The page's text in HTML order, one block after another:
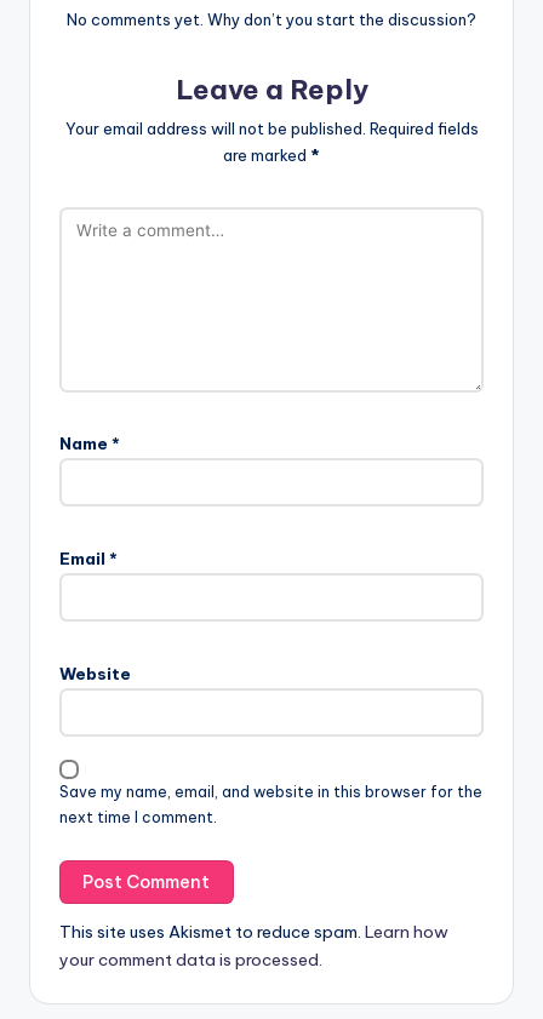
No comments yet. Why don’t you start the discussion?
Leave a Reply
Your email address will not be published. Required fields
are marked *
Name *
Email *
Website
Save my name, email, and website in this browser for the
next time I comment.
This site uses Akismet to reduce spam. Learn how
your comment data is processed.